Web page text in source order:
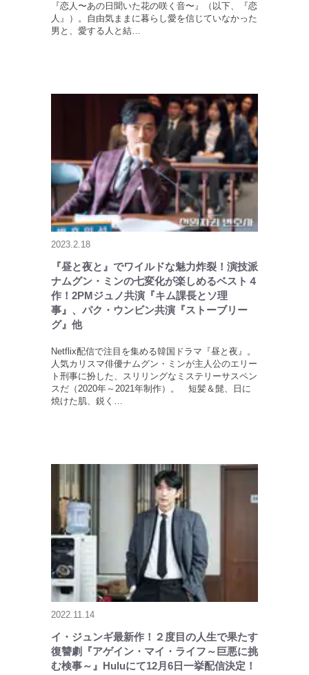
『恋人〜あの日聞いた花の咲く音〜』（以下、『恋
人』）。自由気ままに暮らし愛を信じていなかった
男と、愛する人と結…
2023.2.18
『昼と夜と』でワイルドな魅力炸裂！演技派
ナムグン・ミンの七変化が楽しめるベスト４
作！2PMジュノ共演『キム課長とソ理
事』、パク・ウンビン共演『ストーブリー
グ』他
Netflix配信で注目を集める韓国ドラマ『昼と夜』。
人気カリスマ俳優ナムグン・ミンが主人公のエリー
ト刑事に扮した、スリリングなミステリーサスペン
スだ（2020年～2021年制作）。 短髪＆髭、日に
焼けた肌、鋭く…
2022.11.14
イ・ジュンギ最新作！２度目の人生で果たす
復讐劇『アゲイン・マイ・ライフ～巨悪に挑
む検事～』Huluにて12月6日一挙配信決定！